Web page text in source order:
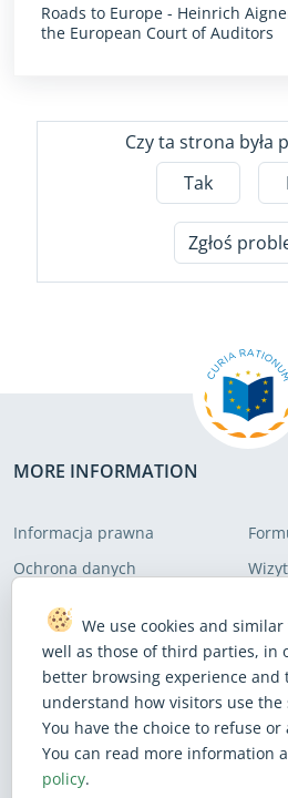
Roads to Europe - Heinrich
the European Court of Auditors
Czy ta strona była
Tak
Zgłoś
MORE INFORMATION
Informacja prawna
Ochrona danych
Polityka dotycząca plików
cookie
Polityka dostępności stron
internetowych
We use cookies and
well as those of third parties, in
better browsing experience and
understand how visitors use the
You have the choice to refuse or
You can read more information
policy.